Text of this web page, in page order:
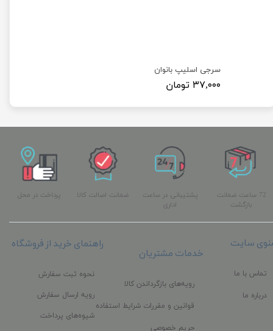
سرجی اسلیپ بانوان
۳۷,۰۰۰ تومان
پشتیبانی در ساعت
اداری
پرداخت در محل
72 ساعت ضمانت
بازگشت
ضمانت اصالت کالا
راهنمای خرید از فروشگاه
نحوه ثبت سفارش
رویه ارسال سفارش
شیوه‌های پرداخت
خدمات مشتریان
رویه‌های بازگرداندن کالا
قوانین و مقررات شرایط استفاده
حریم خصوصی
سایت
تماس با ما
درباره ما